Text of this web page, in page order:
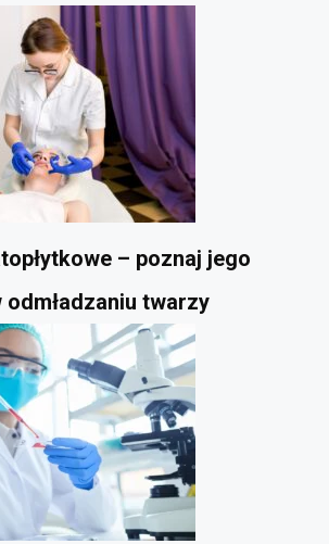
– poznaj jego
twarzy